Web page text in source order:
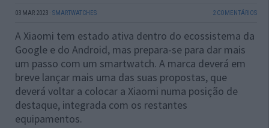
03 MAR 2023 · SMARTWATCHES 2 COMENTÁRIOS
A Xiaomi tem estado ativa dentro do ecossistema da
Google e do Android, mas prepara-se para dar mais
um passo com um smartwatch. A marca deverá em
breve lançar mais uma das suas propostas, que
deverá voltar a colocar a Xiaomi numa posição de
destaque, integrada com os restantes
equipamentos.